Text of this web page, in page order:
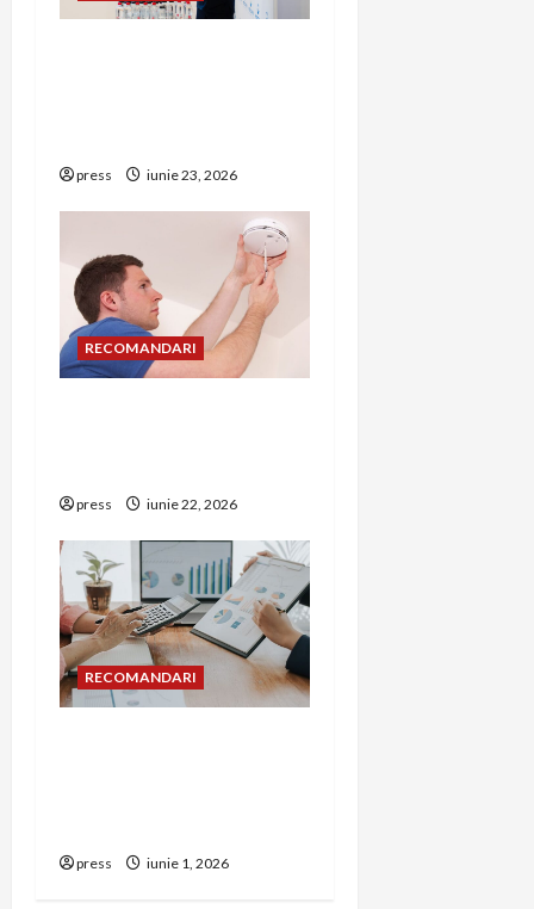
t
npress iunie 23, 2026
RECOMANDARI
press iunie 22, 2026
RECOMANDARI
press iunie 1, 2026